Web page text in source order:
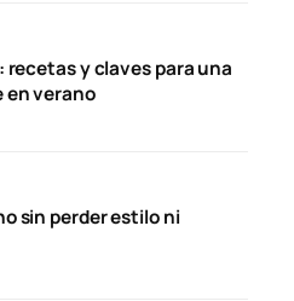
y claves para una
en verano
sin perder estilo ni